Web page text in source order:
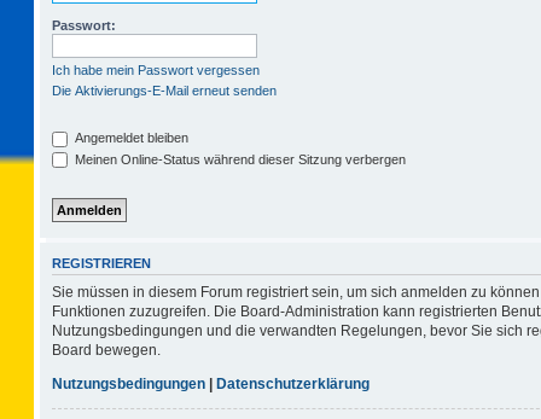
Passwort:
Ich habe mein Passwort vergessen
Die Aktivierungs-E-Mail erneut senden
Angemeldet bleiben
Meinen Online-Status während dieser Sitzung verbergen
REGISTRIEREN
Sie müssen in diesem Forum registriert sein, um sich anmelden zu
Funktionen zuzugreifen. Die Board-Administration kann registrierten
Nutzungsbedingungen und die verwandten Regelungen, bevor Sie sich
Board bewegen.
Nutzungsbedingungen | Datenschutzerklärung